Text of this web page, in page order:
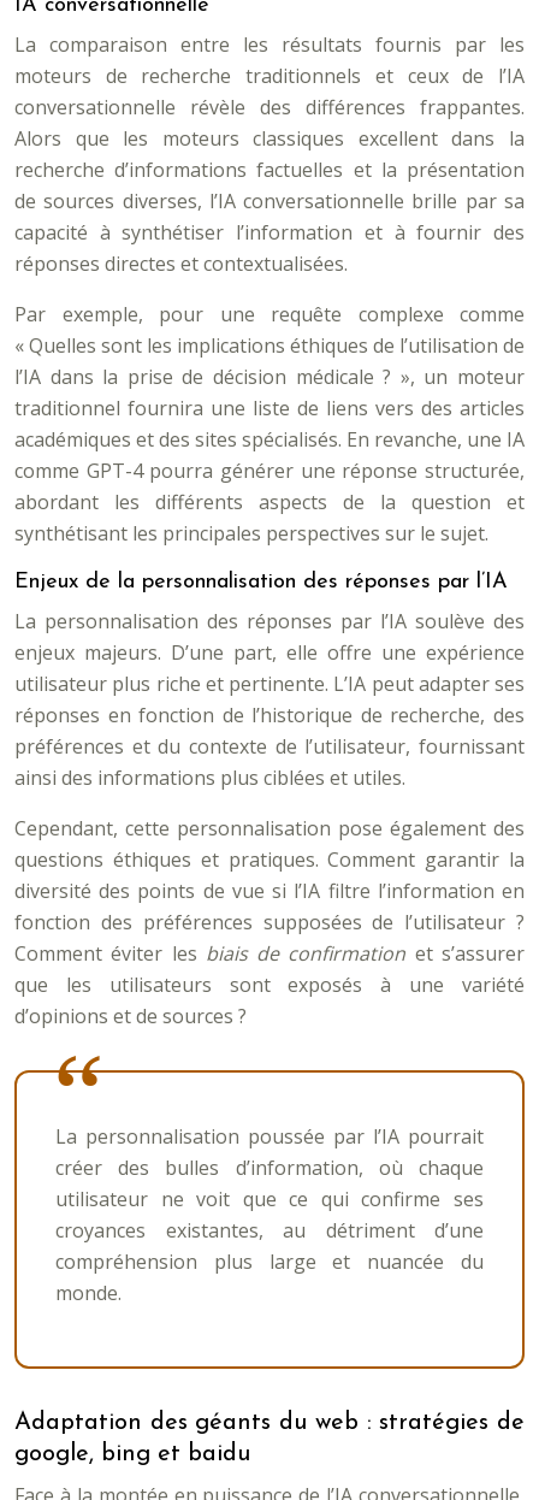
IA conversationnelle
La comparaison entre les résultats fournis par les
moteurs de recherche traditionnels et ceux de l’IA
conversationnelle révèle des différences frappantes.
Alors que les moteurs classiques excellent dans la
recherche d’informations factuelles et la présentation
de sources diverses, l’IA conversationnelle brille par sa
capacité à synthétiser l’information et à fournir des
réponses directes et contextualisées.
Par exemple, pour une requête complexe comme
« Quelles sont les implications éthiques de l’utilisation de
l’IA dans la prise de décision médicale ? », un moteur
traditionnel fournira une liste de liens vers des articles
académiques et des sites spécialisés. En revanche, une IA
comme GPT-4 pourra générer une réponse structurée,
abordant les différents aspects de la question et
synthétisant les principales perspectives sur le sujet.
Enjeux de la personnalisation des réponses par l’IA
La personnalisation des réponses par l’IA soulève des
enjeux majeurs. D’une part, elle offre une expérience
utilisateur plus riche et pertinente. L’IA peut adapter ses
réponses en fonction de l’historique de recherche, des
préférences et du contexte de l’utilisateur, fournissant
ainsi des informations plus ciblées et utiles.
Cependant, cette personnalisation pose également des
questions éthiques et pratiques. Comment garantir la
diversité des points de vue si l’IA filtre l’information en
fonction des préférences supposées de l’utilisateur ?
Comment éviter les biais de confirmation et s’assurer
que les utilisateurs sont exposés à une variété
d’opinions et de sources ?
La personnalisation poussée par l’IA pourrait
créer des bulles d’information, où chaque
utilisateur ne voit que ce qui confirme ses
croyances existantes, au détriment d’une
compréhension plus large et nuancée du
monde.
Adaptation des géants du web : stratégies de
google, bing et baidu